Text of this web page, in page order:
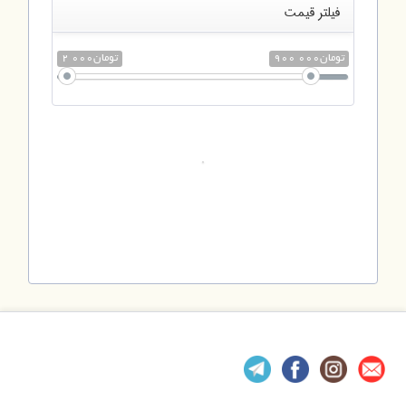
فیلتر قیمت
2 000تومان 900 000تومان